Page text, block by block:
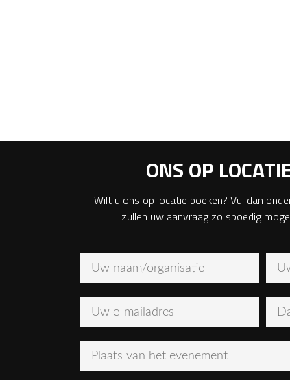
ONS OP
Wilt u ons op locatie boeken? Vul dan
zullen uw aanvraag zo spoedig